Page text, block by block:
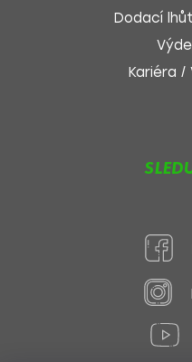
Dodací
Kariéra /